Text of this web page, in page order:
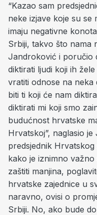
“Kazao sam
neke izjave koje su se
imaju negativne
Srbiji, takvo što nama
Jandroković i poručio
diktirati ljudi koji ih
vratiti odnose na
biti ti koji će nam
diktirati mi koji smo
budućnost hrvatske
Hrvatskoj”, naglasio
predsjednik
kako je iznimno
zaštiti manjina,
hrvatske zajednice u
naravno, ovisi o
Srbiji. No, ako bude